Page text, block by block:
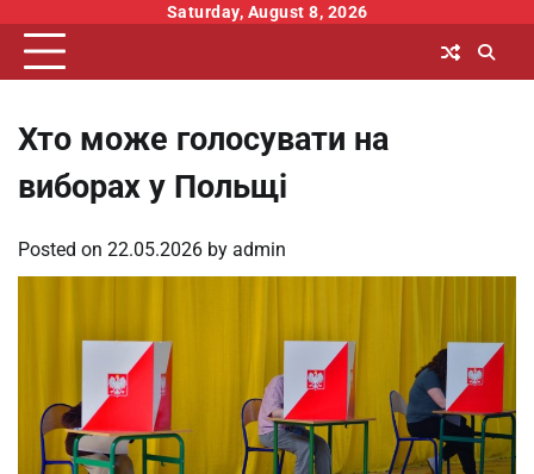
content
Saturday, August 8, 2026
Хто може голосувати на
виборах у Польщі
Posted on 22.05.2026 by admin